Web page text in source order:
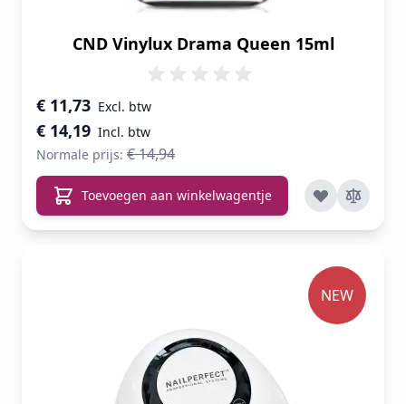
CND Vinylux Drama Queen 15ml
Speciale prijs
€ 14,19
€ 11,73
Normale prijs: € 14,94
Toevoegen aan winkelwagentje
NEW